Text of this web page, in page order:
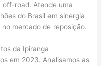
off-road. Atende uma
do Brasil em sinergia
mercado de reposição.
da Ipiranga
em 2023. Analisamos as